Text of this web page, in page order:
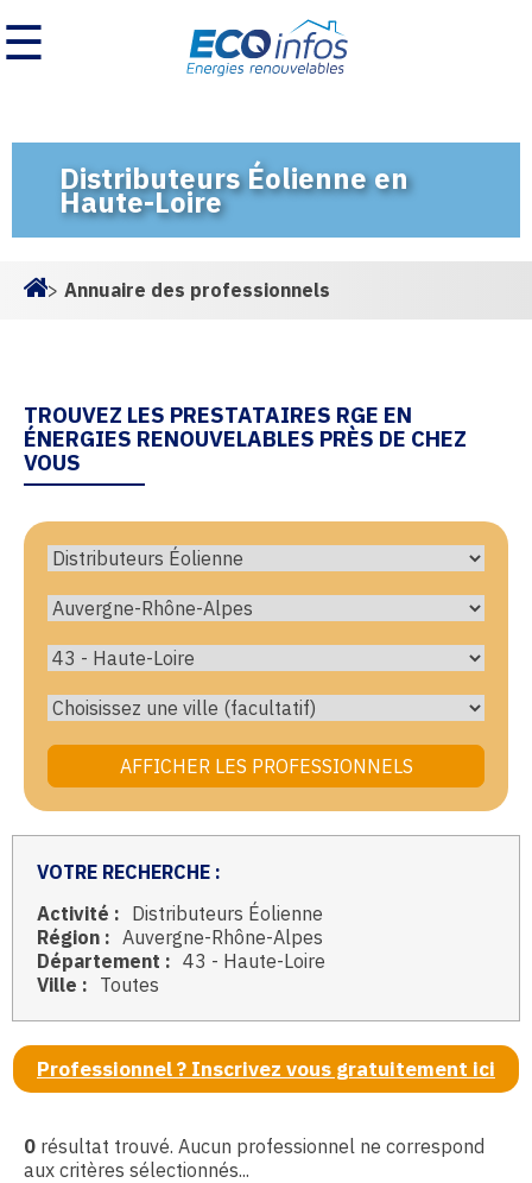
☰
Distributeurs Éolienne en
Haute-Loire
> Annuaire des professionnels
TROUVEZ LES PRESTATAIRES RGE EN
ÉNERGIES RENOUVELABLES PRÈS DE CHEZ
VOUS
VOTRE RECHERCHE :
Activité : Distributeurs Éolienne
Région : Auvergne-Rhône-Alpes
Département : 43 - Haute-Loire
Ville : Toutes
Professionnel ? Inscrivez vous gratuitement ici
0 résultat trouvé. Aucun professionnel ne correspond
aux critères sélectionnés...